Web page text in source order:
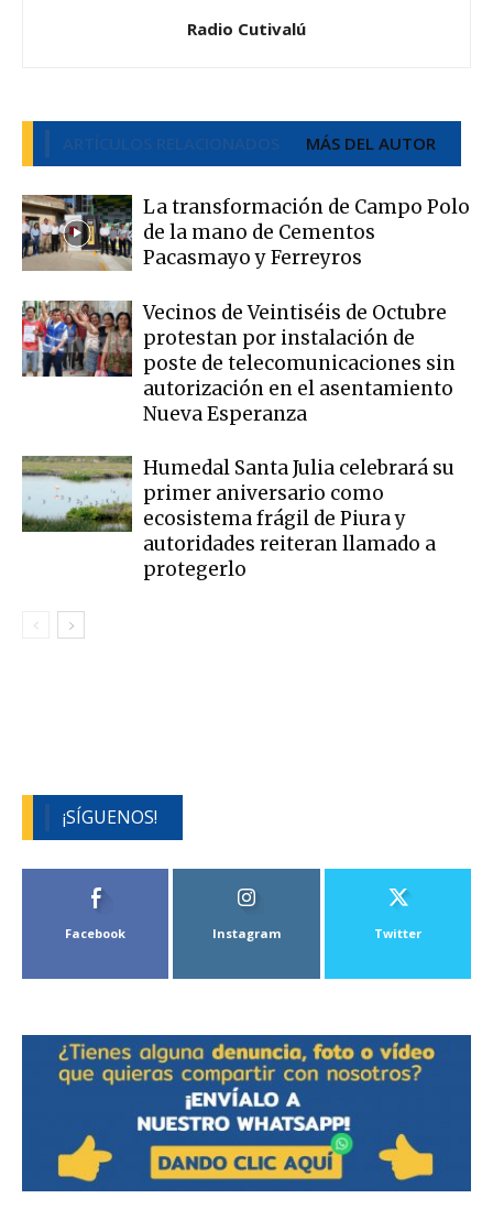
Radio Cutivalú
ARTÍCULOS RELACIONADOS MÁS DEL AUTOR
La transformación de Campo Polo
de la mano de Cementos
Pacasmayo y Ferreyros
Vecinos de Veintiséis de Octubre
protestan por instalación de
poste de telecomunicaciones sin
autorización en el asentamiento
Nueva Esperanza
Humedal Santa Julia celebrará su
primer aniversario como
ecosistema frágil de Piura y
autoridades reiteran llamado a
protegerlo
¡SÍGUENOS!